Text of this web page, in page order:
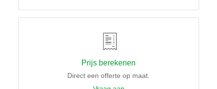
Prijs berekenen
Direct een offerte op maat.